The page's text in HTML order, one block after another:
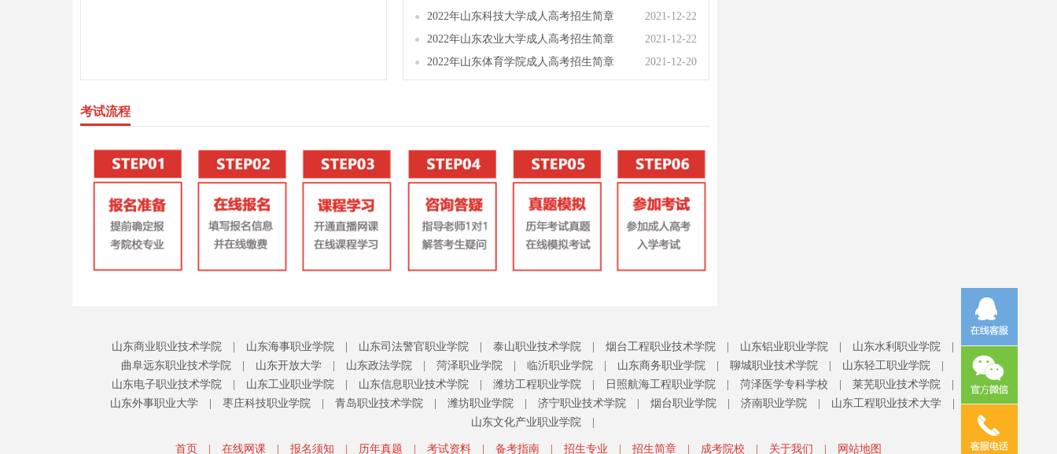
2021-12-22
2022年山东科技大学成人高考招生简章
2021-12-22
2022年山东农业大学成人高考招生简章
2021-12-20
2022年山东体育学院成人高考招生简章
考试流程
山东商业职业技术学院 山东海事职业学院 山东司法警官职业学院 泰山职业技术学院 烟台工程职业技术学院 山东铝业职业学院 山东水利职业学院
曲阜远东职业技术学院
山东开放大学 山东政法学院 菏泽职业学院 临沂职业学院 山东商务职业学院 聊城职业技术学院 山东轻工职业学院
山东电子职业技术学院
山东工业职业学院 山东信息职业技术学院 潍坊工程职业学院 日照航海工程职业学院 菏泽医学专科学校 莱芜职业技术学院
山东外事职业大学
枣庄科技职业学院 青岛职业技术学院 潍坊职业学院 济宁职业技术学院 烟台职业学院 济南职业学院 山东工程职业技术大学
山东文化产业职业学院
首页 在线网课 报名须知 历年真题 考试资料 备考指南 招生专业 招生简章 成考院校 关于我们 网站地图